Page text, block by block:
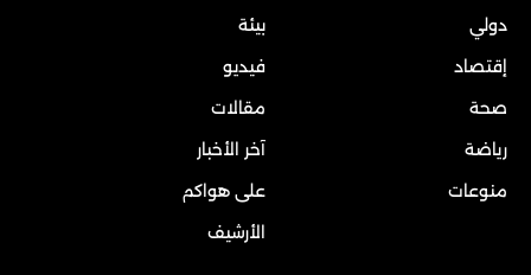
دولي
إقتصاد
صحة
رياضة
منوعات
بيئة
فيديو
مقالات
آخر الأخبار
على هواكم
الأرشيف